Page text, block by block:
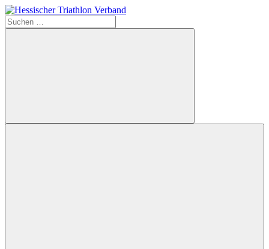
Zum
Inhalt
springen
Hessischer
Suchen
nach:
Suchen